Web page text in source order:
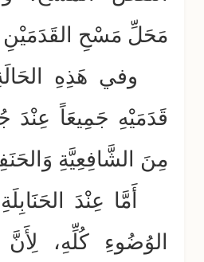
مَحَلِّ مَسْحِ القَدَمَيْنِ
وفي هَذِهِ
قَدَمَيْهِ جَمِيعَاً عِنْدَ
مِنَ الشَّافِعِيَّةِ
أَمَّا عِنْدَ
الوُضُوءِ كُلِّهِ،